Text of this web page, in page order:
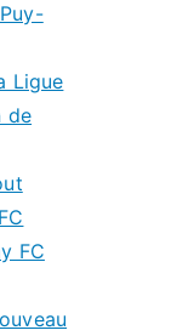
Ligue
de
FC